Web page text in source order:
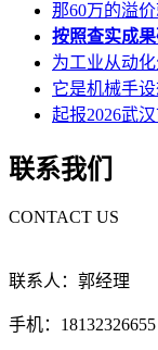
那60万的溢
按照查实成
为工业从动
它是机械手
起报2026武
联系我们
CONTACT US
联系人：郭经理
手机：18132326655